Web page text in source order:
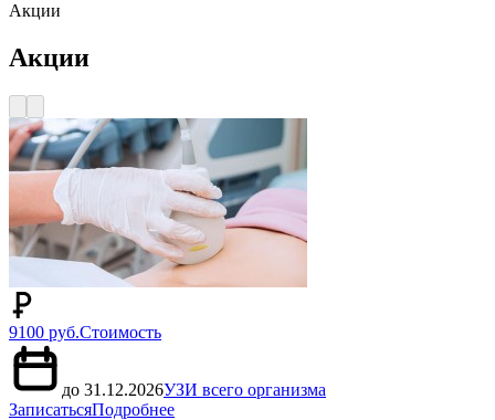
Акции
Акции
9100 руб.Стоимость
до 31.12.2026УЗИ всего организма
ЗаписатьсяПодробнее